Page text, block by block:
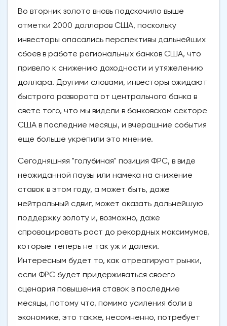
Во вторник золото вновь подскочило выше
отметки 2000 долларов США, поскольку
инвесторы опасались перспективы дальнейших
сбоев в работе региональных банков США, что
привело к снижению доходности и утяжелению
доллара. Другими словами, инвесторы ожидают
быстрого разворота от центрального банка в
свете того, что мы видели в банковском секторе
США в последние месяцы, и вчерашние события
еще больше укрепили это мнение.
Сегодняшняя "голубиная" позиция ФРС, в виде
неожиданной паузы или намека на снижение
ставок в этом году, а может быть, даже
нейтральный сдвиг, может оказать дальнейшую
поддержку золоту и, возможно, даже
спровоцировать рост до рекордных максимумов,
которые теперь не так уж и далеки.
Интересным будет то, как отреагируют рынки,
если ФРС будет придерживаться своего
сценария повышения ставок в последние
месяцы, потому что, помимо усиления боли в
экономике, это также, несомненно, потребует